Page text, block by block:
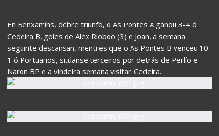
En Benxamíns, dobre triunfo, o As Pontes A gañou 3-4 ó
Cedeira B, goles de Alex Riobóo (3) e Joan, a semana
seguinte descansan, mentres que o As Pontes B venceu 10-
1 ó Portuarios, sitúanse terceiros por detrás de Perlío e
Narón BP e a vindeira semana visitan Cedeira.